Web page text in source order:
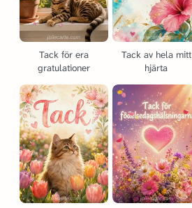
Tack för era
gratulationer
Tack av hela mitt
hjärta